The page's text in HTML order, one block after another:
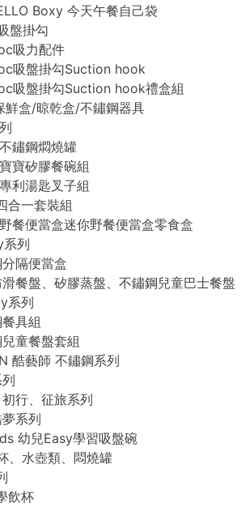
Boxy 今天午餐自己袋
盤掛勾
吸力配件
吸盤掛勾Suction hook
吸盤掛勾Suction hook禮盒組
鮮盒/晾乾盒/不鏽鋼器具
鏽鋼燜燒罐
寶矽膠餐碗組
利湯匙叉子組
合一套裝組
餐便當盒迷你野餐便當盒零食盒
列
隔便當盒
餐盤、矽膠蒸盤、不鏽鋼兒童巴士餐盤
系列
具組
童餐盤套組
酷藝師 不鏽鋼系列
行、征旅系列
系列
幼兒Easy學習吸盤碗
、水壺類、悶燒罐
飲杯